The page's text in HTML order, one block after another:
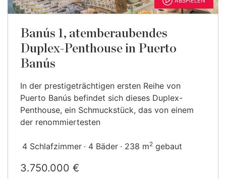
Banús 1, atemberaubendes
Duplex-Penthouse in Puerto
Banús
In der prestigeträchtigen ersten Reihe von
Puerto Banús befindet sich dieses Duplex-
Penthouse, ein Schmuckstück, das von einem
der renommiertesten
4 Schlafzimmer 4 Bäder 238 m2 gebaut
3.750.000 €